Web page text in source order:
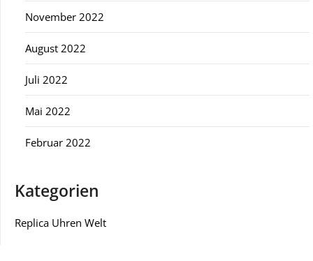
November 2022
August 2022
Juli 2022
Mai 2022
Februar 2022
Kategorien
Replica Uhren Welt